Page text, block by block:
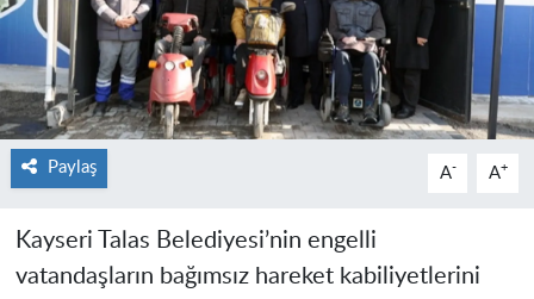
Paylaş A- A+
Kayseri Talas Belediyesi’nin engelli
vatandaşların bağımsız hareket kabiliyetlerini